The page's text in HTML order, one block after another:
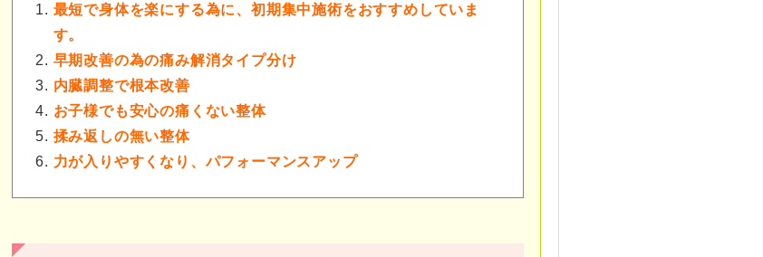
最短で身体を楽にする為に、初期集中施術をおすすめしていま
す。
早期改善の為の痛み解消タイプ分け
内臓調整で根本改善
お子様でも安心の痛くない整体
揉み返しの無い整体
力が入りやすくなり、パフォーマンスアップ